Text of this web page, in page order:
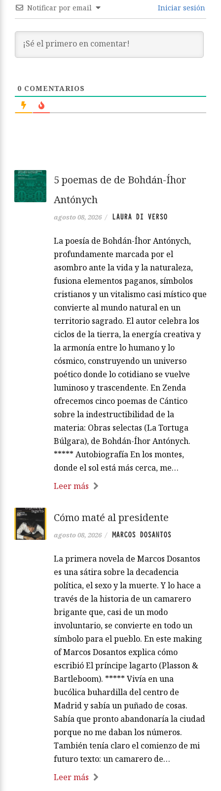
Notificar por email Iniciar sesión
0 COMENTARIOS
5 poemas de de Bohdán-Íhor
Antónych
agosto 08, 2026 / LAURA DI VERSO
La poesía de Bohdán-Íhor Antónych,
profundamente marcada por el
asombro ante la vida y la naturaleza,
fusiona elementos paganos, símbolos
cristianos y un vitalismo casi místico que
convierte al mundo natural en un
territorio sagrado. El autor celebra los
ciclos de la tierra, la energía creativa y
la armonía entre lo humano y lo
cósmico, construyendo un universo
poético donde lo cotidiano se vuelve
luminoso y trascendente. En Zenda
ofrecemos cinco poemas de Cántico
sobre la indestructibilidad de la
materia: Obras selectas (La Tortuga
Búlgara), de Bohdán-Íhor Antónych.
***** Autobiografía En los montes,
donde el sol está más cerca, me…
Leer más
Cómo maté al presidente
agosto 08, 2026 / MARCOS DOSANTOS
La primera novela de Marcos Dosantos
es una sátira sobre la decadencia
política, el sexo y la muerte. Y lo hace a
través de la historia de un camarero
brigante que, casi de un modo
involuntario, se convierte en todo un
símbolo para el pueblo. En este making
of Marcos Dosantos explica cómo
escribió El príncipe lagarto (Plasson &
Bartleboom). ***** Vivía en una
bucólica buhardilla del centro de
Madrid y sabía un puñado de cosas.
Sabía que pronto abandonaría la ciudad
porque no me daban los números.
También tenía claro el comienzo de mi
futuro texto: un camarero de…
Leer más